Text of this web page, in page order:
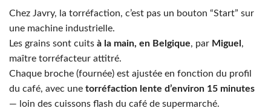
Chez Javry, la torréfaction, c’est pas un bouton “Start” sur
une machine industrielle.
Les grains sont cuits à la main, en Belgique, par Miguel ,
maître torréfacteur attitré.
Chaque broche (fournée) est ajustée en fonction du profil
du café, avec une torréfaction lente d’environ 15 minutes
— loin des cuissons flash du café de supermarché.